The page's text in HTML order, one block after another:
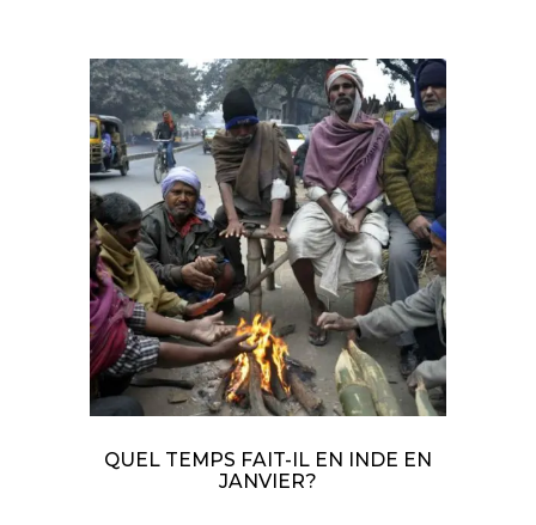
QUEL TEMPS FAIT-IL EN INDE EN
JANVIER?